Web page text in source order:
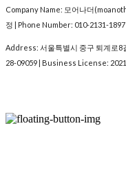
Company Name: 모어나더
정 | Phone Number: 010-2131-
Address: 서울특별시 중구 퇴계로
28-09059 | Business License: